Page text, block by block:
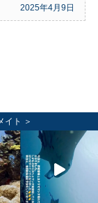
2025年4月9日
イト ＞